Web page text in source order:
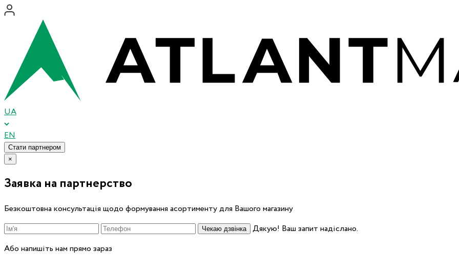
UA
EN
Стати партнером
×
Заявка на партнерство
Безкоштовна консультація щодо формування асортименту для Вашого магазину
Чекаю дзвінка
Дякую! Ваш запит надіслано.
Або напишіть нам прямо зараз